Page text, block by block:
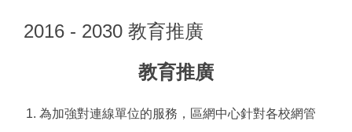
2016 - 2030 教育推廣
教育推廣
1. 為加強對連線單位的服務，區網中心針對各校網管